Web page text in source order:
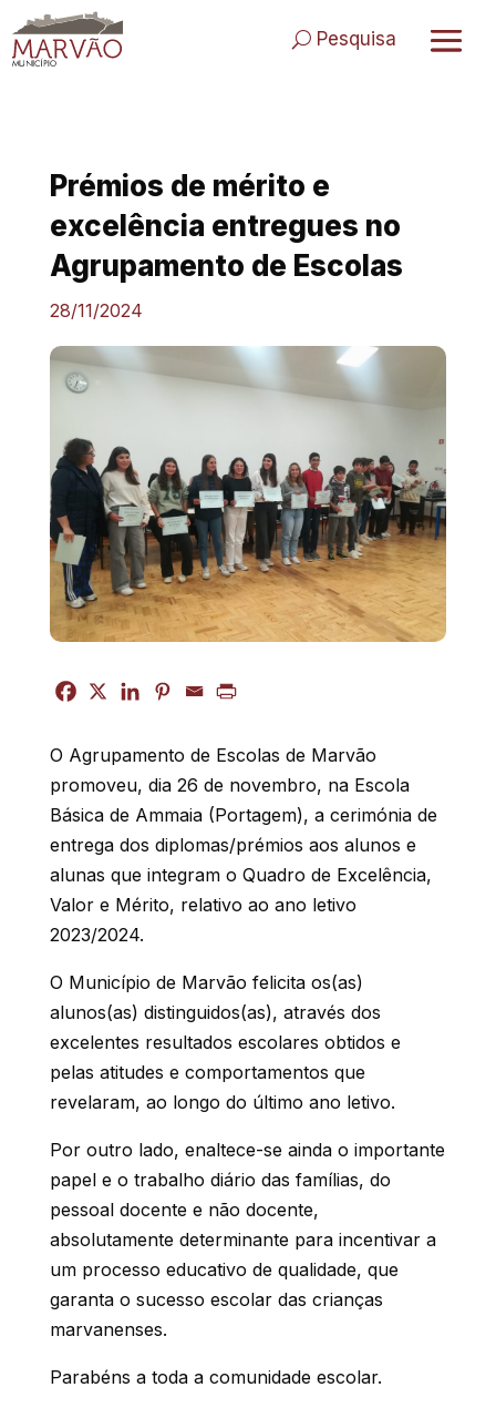
to
content
Pesquisa
Prémios de mérito e
excelência entregues no
Agrupamento de Escolas
28/11/2024
O Agrupamento de Escolas de Marvão
promoveu, dia 26 de novembro, na Escola
Básica de Ammaia (Portagem), a cerimónia de
entrega dos diplomas/prémios aos alunos e
alunas que integram o Quadro de Excelência,
Valor e Mérito, relativo ao ano letivo
2023/2024.
O Município de Marvão felicita os(as)
alunos(as) distinguidos(as), através dos
excelentes resultados escolares obtidos e
pelas atitudes e comportamentos que
revelaram, ao longo do último ano letivo.
Por outro lado, enaltece-se ainda o importante
papel e o trabalho diário das famílias, do
pessoal docente e não docente,
absolutamente determinante para incentivar a
um processo educativo de qualidade, que
garanta o sucesso escolar das crianças
marvanenses.
Parabéns a toda a comunidade escolar.